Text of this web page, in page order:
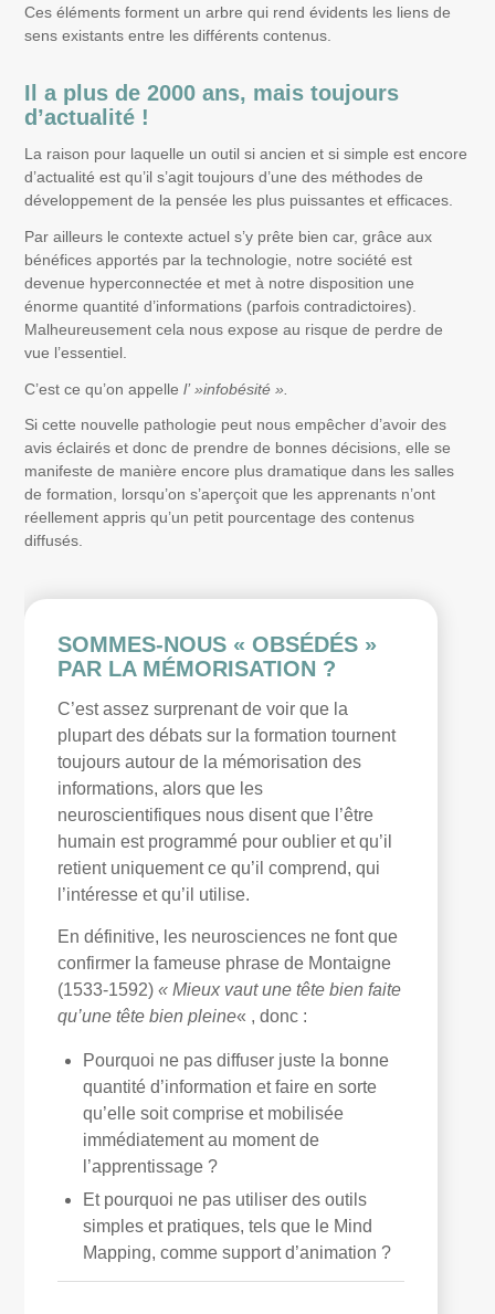
Ces éléments forment un arbre qui rend évidents les liens de
sens existants entre les différents contenus.
Il a plus de 2000 ans, mais toujours
d’actualité !
La raison pour laquelle un outil si ancien et si simple est encore
d’actualité est qu’il s’agit toujours d’une des méthodes de
développement de la pensée les plus puissantes et efficaces.
Par ailleurs le contexte actuel s’y prête bien car, grâce aux
bénéfices apportés par la technologie, notre société est
devenue hyperconnectée et met à notre disposition une
énorme quantité d’informations (parfois contradictoires).
Malheureusement cela nous expose au risque de perdre de
vue l’essentiel.
C’est ce qu’on appelle l’ »infobésité ».
Si cette nouvelle pathologie peut nous empêcher d’avoir des
avis éclairés et donc de prendre de bonnes décisions, elle se
manifeste de manière encore plus dramatique dans les salles
de formation, lorsqu’on s’aperçoit que les apprenants n’ont
réellement appris qu’un petit pourcentage des contenus
diffusés.
SOMMES-NOUS « OBSÉDÉS »
PAR LA MÉMORISATION ?
C’est assez surprenant de voir que la
plupart des débats sur la formation tournent
toujours autour de la mémorisation des
informations, alors que les
neuroscientifiques nous disent que l’être
humain est programmé pour oublier et qu’il
retient uniquement ce qu’il comprend, qui
l’intéresse et qu’il utilise.
En définitive, les neurosciences ne font que
confirmer la fameuse phrase de Montaigne
(1533-1592)« Mieux vaut une tête bien faite
qu’une tête bien pleine« , donc :
Pourquoi ne pas diffuser juste la bonne
quantité d’information et faire en sorte
qu’elle soit comprise et mobilisée
immédiatement au moment de
l’apprentissage ?
Et pourquoi ne pas utiliser des outils
simples et pratiques, tels que le Mind
Mapping, comme support d’animation ?